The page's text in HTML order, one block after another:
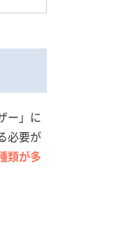
ー」に
必要が
類が多